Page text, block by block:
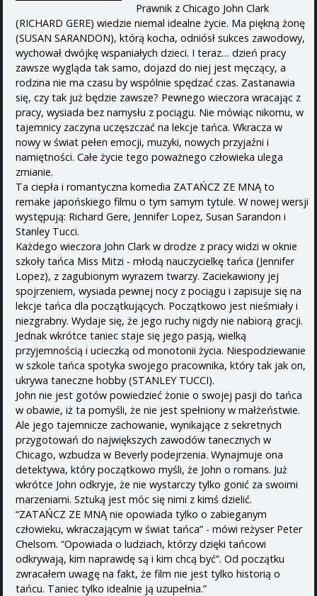
Prawnik z Chicago John Clark
(RICHARD GERE) wiedzie niemal idealne życie. Ma piękną żonę
(SUSAN SARANDON), którą kocha, odniósł sukces zawodowy,
wychował dwójkę wspaniałych dzieci. I teraz… dzień pracy
zawsze wygląda tak samo, dojazd do niej jest męczący, a
rodzina nie ma czasu by wspólnie spędzać czas. Zastanawia
się, czy tak już będzie zawsze? Pewnego wieczora wracając z
pracy, wysiada bez namysłu z pociągu. Nie mówiąc nikomu, w
tajemnicy zaczyna uczęszczać na lekcje tańca. Wkracza w
nowy w świat pełen emocji, muzyki, nowych przyjaźni i
namiętności. Całe życie tego poważnego człowieka ulega
zmianie.
Ta ciepła i romantyczna komedia ZATAŃCZ ZE MNĄ to
remake japońskiego filmu o tym samym tytule. W nowej wersji
występują: Richard Gere, Jennifer Lopez, Susan Sarandon i
Stanley Tucci.
Każdego wieczora John Clark w drodze z pracy widzi w oknie
szkoły tańca Miss Mitzi - młodą nauczycielkę tańca (Jennifer
Lopez), z zagubionym wyrazem twarzy. Zaciekawiony jej
spojrzeniem, wysiada pewnej nocy z pociągu i zapisuje się na
lekcje tańca dla początkujących. Początkowo jest nieśmiały i
niezgrabny. Wydaje się, że jego ruchy nigdy nie nabiorą gracji.
Jednak wkrótce taniec staje się jego pasją, wielką
przyjemnością i ucieczką od monotonii życia. Niespodziewanie
w szkole tańca spotyka swojego pracownika, który tak jak on,
ukrywa taneczne hobby (STANLEY TUCCI).
John nie jest gotów powiedzieć żonie o swojej pasji do tańca
w obawie, iż ta pomyśli, że nie jest spełniony w małżeństwie.
Ale jego tajemnicze zachowanie, wynikające z sekretnych
przygotowań do największych zawodów tanecznych w
Chicago, wzbudza w Beverly podejrzenia. Wynajmuje ona
detektywa, który początkowo myśli, że John o romans. Już
wkrótce John odkryje, że nie wystarczy tylko gonić za swoimi
marzeniami. Sztuką jest móc się nimi z kimś dzielić.
“ZATAŃCZ ZE MNĄ nie opowiada tylko o zabieganym
człowieku, wkraczającym w świat tańca” - mówi reżyser Peter
Chelsom. “Opowiada o ludziach, którzy dzięki tańcowi
odkrywają, kim naprawdę są i kim chcą być”. Od początku
zwracałem uwagę na fakt, że film nie jest tylko historią o
tańcu. Taniec tylko idealnie ją uzupełnia.”